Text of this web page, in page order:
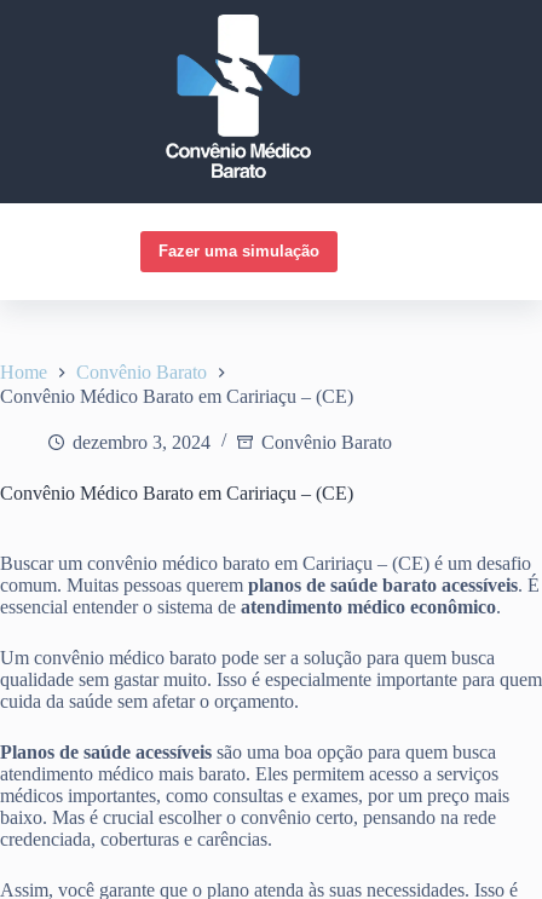
Fazer uma simulação
Home
Convênio Barato
Convênio Médico Barato em Caririaçu – (CE)
dezembro 3, 2024 Convênio Barato
Convênio Médico Barato em Caririaçu – (CE)
Buscar um convênio médico barato em Caririaçu – (CE) é um desafio
comum. Muitas pessoas querem planos de saúde barato acessíveis. É
essencial entender o sistema de atendimento médico econômico.
Um convênio médico barato pode ser a solução para quem busca
qualidade sem gastar muito. Isso é especialmente importante para quem
cuida da saúde sem afetar o orçamento.
Planos de saúde acessíveis são uma boa opção para quem busca
atendimento médico mais barato. Eles permitem acesso a serviços
médicos importantes, como consultas e exames, por um preço mais
baixo. Mas é crucial escolher o convênio certo, pensando na rede
credenciada, coberturas e carências.
Assim, você garante que o plano atenda às suas necessidades. Isso é